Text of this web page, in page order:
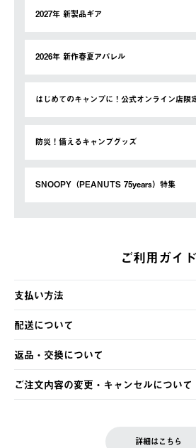
2027年 新製品ギア
2026年 新作春夏アパレル
はじめてのキャンプに！公式オンライン店限
防災！備えるキャンプグッズ
SNOOPY（PEANUTS 75years）特集
ご利用ガイド
支払い方法
以下のいずれかの方法でお支払いいただ
・クレジットカード決済
・コンビニ決済
・Pay-easy決済
配送について
【発送スケジュール】
ご注文・ご入金完了より2営業日以内に
土日祝の発送はございませんので、木曜
の発送となる場合がございます。
返品・交換について
※お客様都合の場合
お客様都合の返品にかかる送料は、お客
ご注文内容の変更・キャンセルについて
LOGOS FAMILY会員の方は、会員マイ
詳細はこちら